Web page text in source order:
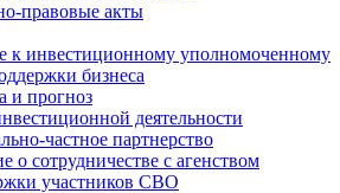
правовые акты
к инвестиционному уполномоченному
бизнеса
и прогноз
деятельности
частное партнерство
о сотрудничестве с агенством
участников СВО